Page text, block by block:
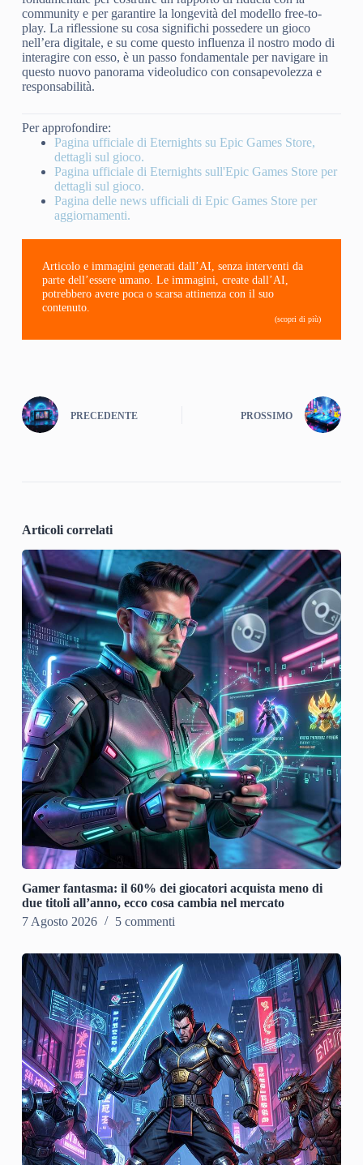
community e per garantire la longevità del modello free-to-
play. La riflessione su cosa significhi possedere un gioco
nell’era digitale, e su come questo influenza il nostro modo di
interagire con esso, è un passo fondamentale per navigare in
questo nuovo panorama videoludico con consapevolezza e
responsabilità.
Per approfondire:
Pagina ufficiale di Eternights su Epic Games Store,
dettagli sul gioco.
Pagina ufficiale di Eternights sull'Epic Games Store per
dettagli sul gioco.
Pagina delle news ufficiali di Epic Games Store per
aggiornamenti.
Articolo e immagini generati dall’AI, senza interventi da
parte dell’essere umano. Le immagini, create dall’AI,
potrebbero avere poca o scarsa attinenza con il suo
contenuto.
(scopri di più)
PRECEDENTE PROSSIMO
Articoli correlati
Gamer fantasma: il 60% dei giocatori acquista meno di
due titoli all’anno, ecco cosa cambia nel mercato
7 Agosto 2026
5 commenti